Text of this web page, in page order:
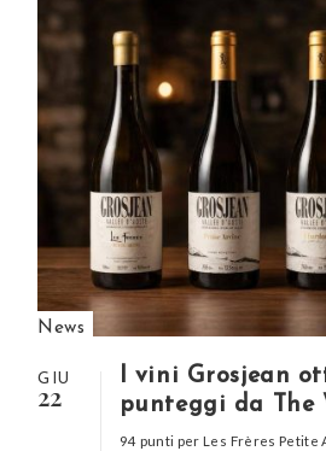
News
GIU
22
I vini Grosjean
punteggi da The
94 punti per Les Frères